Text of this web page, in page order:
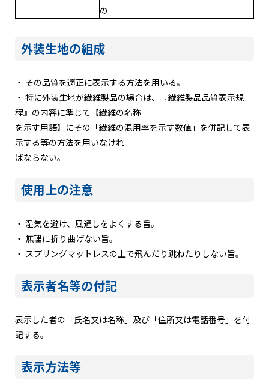
の
外装生地の組成
・ その品質を適正に表示する方法を用いる。
・ 特に外装生地が繊維製品の場合は、『繊維製品品質表示規
程』の内容に準じて【繊維の名称
を示す用語】にその「繊維の混用率を示す数値」を併記して表
示する等の方法を用いなけれ
ばならない。
使用上の注意
・ 湿気を避け、風通しをよくする旨。
・ 無理に折り曲げない旨。
・ スプリングマットレスの上で飛んだり跳ねたりしない旨。
表示者名等の付記
表示した者の「氏名又は名称」及び「住所又は電話番号」を付
記する。
表示方法等